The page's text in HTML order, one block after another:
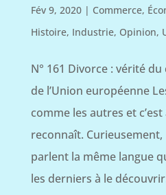
Fév 9, 2020| Commerce,
Histoire, Industrie, Opinion,
N° 161 Divorce : vérité
de l’Union européenne
comme les autres et c’est
reconnaît.
parlent la même langue
les derniers à le